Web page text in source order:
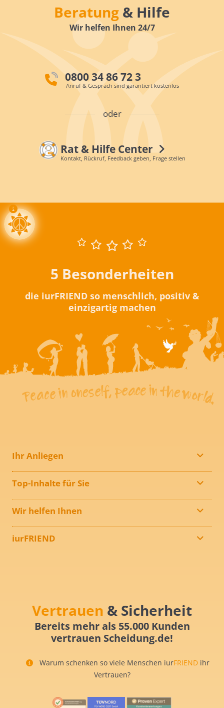
Beratung & Hilfe
Wir helfen Ihnen 24/7
0800 34 86 72 3
Anruf & Gespräch sind garantiert kostenlos
oder
Rat & Hilfe Center
Kontakt, Rückruf, Feedback geben, Frage stellen
5 Besonderheiten
die iurFRIEND so menschlich, positiv &
einzigartig machen
Ihr Anliegen
Top-Inhalte für Sie
Wir helfen Ihnen
iurFRIEND
Vertrauen & Sicherheit
Bereits mehr als 55.000 Kunden
vertrauen Scheidung.de!
Warum schenken so viele Menschen iurFRIEND ihr
Vertrauen?